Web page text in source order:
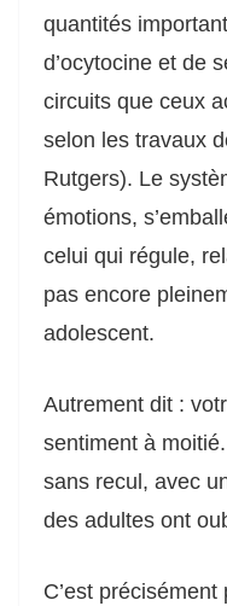
quantités
d’ocytocine et de
circuits que ceux
selon les travaux
Rutgers). Le
émotions,
celui qui régule,
pas encore
adolescent.
Autrement dit :
sentiment à
sans recul, avec
des adultes ont
C’est